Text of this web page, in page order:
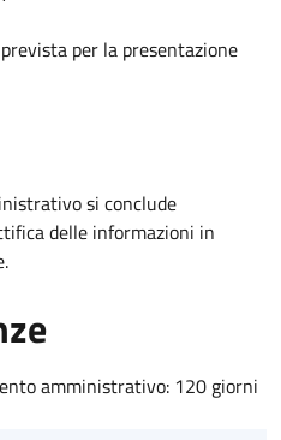
per la presentazione
si conclude
delle informazioni in
amministrativo: 120 giorni